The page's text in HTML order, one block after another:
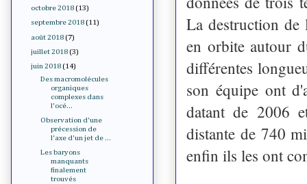
La destruction de
en orbite autour
différentes
son équipe ont
datant de 2006
distante de 740
enfin ils les ont
octobre 2018 (13)
septembre 2018 (11)
août 2018 (7)
juillet 2018 (3)
juin 2018 (14)
Des macromolécules
organiques
complexes dans
l'océ...
Observation d'une
précession de
l'axe d'un jet de ...
Les baryons
manquants
finalement
trouvés